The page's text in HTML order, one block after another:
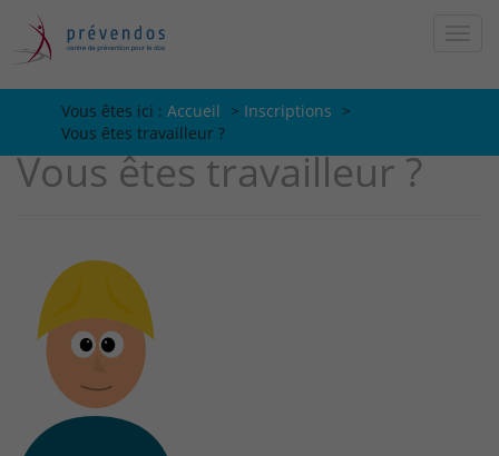
Vous êtes ici : Accueil > Inscriptions >
Vous êtes travailleur ?
Vous êtes travailleur ?